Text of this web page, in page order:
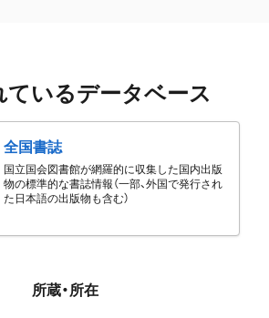
ているデータベース
全国書誌
国立国会図書館が網羅的に収集した国内出版
物の標準的な書誌情報（一部、外国で発行され
た日本語の出版物も含む）
所蔵・所在